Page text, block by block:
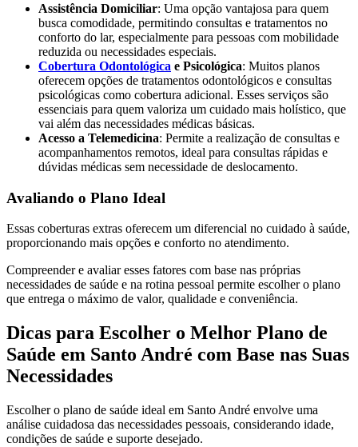
Assistência Domiciliar: Uma opção vantajosa para quem
busca comodidade, permitindo consultas e tratamentos no
conforto do lar, especialmente para pessoas com mobilidade
reduzida ou necessidades especiais.
Cobertura Odontológica e Psicológica: Muitos planos
oferecem opções de tratamentos odontológicos e consultas
psicológicas como cobertura adicional. Esses serviços são
essenciais para quem valoriza um cuidado mais holístico, que
vai além das necessidades médicas básicas.
Acesso a Telemedicina: Permite a realização de consultas e
acompanhamentos remotos, ideal para consultas rápidas e
dúvidas médicas sem necessidade de deslocamento.
Avaliando o Plano Ideal
Essas coberturas extras oferecem um diferencial no cuidado à saúde,
proporcionando mais opções e conforto no atendimento.
Compreender e avaliar esses fatores com base nas próprias
necessidades de saúde e na rotina pessoal permite escolher o plano
que entrega o máximo de valor, qualidade e conveniência.
Dicas para Escolher o Melhor Plano de
Saúde em Santo André com Base nas Suas
Necessidades
Escolher o plano de saúde ideal em Santo André envolve uma
análise cuidadosa das necessidades pessoais, considerando idade,
condições de saúde e suporte desejado.